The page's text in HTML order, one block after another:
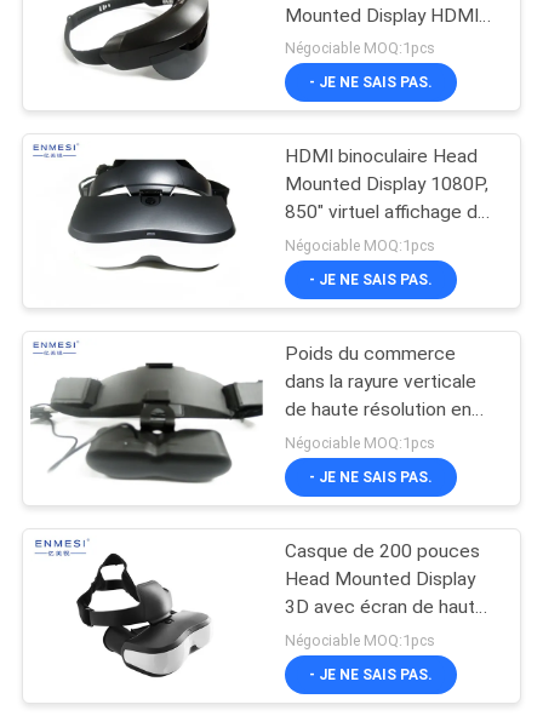
DEMANDEZ
CITATION
SHOPPING
ONLINE
PLAN
SITE
POLITIQUE
DE
CONFIDENTIALITÉ
Mounted Display HDMI
VR haute résolution
Négociable MOQ:1pcs
- JE NE SAIS PAS.
HDMI binoculaire Head
Mounted Display 1080P,
850" virtuel affichage de
HMD
Négociable MOQ:1pcs
- JE NE SAIS PAS.
Poids du commerce
dans la rayure verticale
de haute résolution en
verre binoculaires de
Head Mounted Display
Négociable MOQ:1pcs
- JE NE SAIS PAS.
Casque de 200 pouces
Head Mounted Display
3D avec écran de haute
résolution de HDMI le
grand
Négociable MOQ:1pcs
- JE NE SAIS PAS.